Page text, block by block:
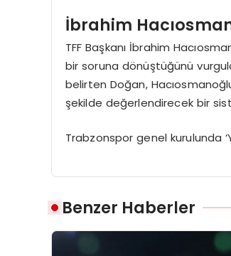
İbrahim
TFF Başkanı İbrahim
bir soruna dönüştüğünü
belirten Doğan,
şekilde değerlendirecek bir
Trabzonspor genel kurulunda
Benzer Haberler